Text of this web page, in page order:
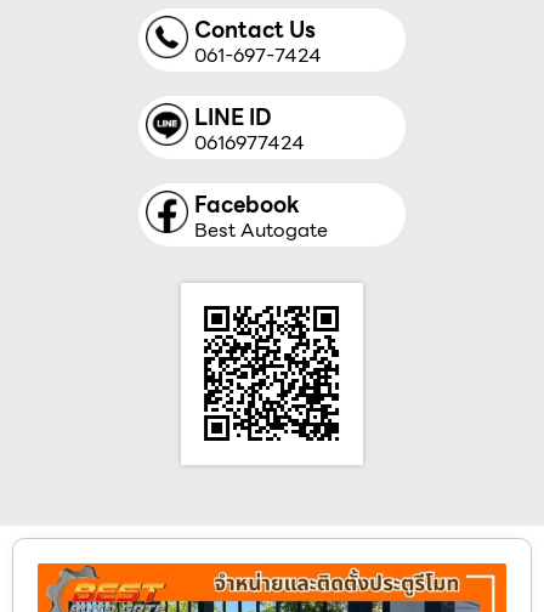
Contact Us
061-697-7424
LINE ID
0616977424
Facebook
Best Autogate